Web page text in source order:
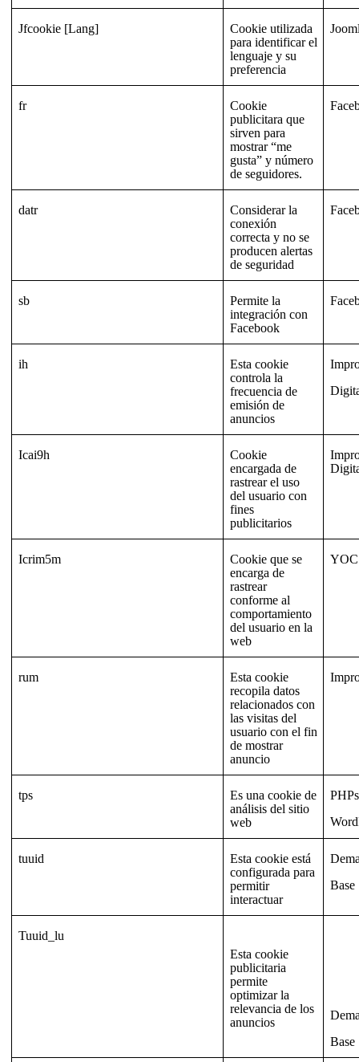
Jfcookie [Lang]
Cookie utilizada
para identificar el
lenguaje y su
preferencia
fr
Cookie
publicitara que
sirven para
mostrar “me
gusta” y número
de seguidores.
datr
Considerar la
conexión
correcta y no se
producen alertas
de seguridad
sb
Permite la
integración con
Facebook
ih
Esta cookie
controla la
frecuencia de
emisión de
anuncios
Icai9h
Cookie
encargada de
rastrear el uso
del usuario con
fines
publicitarios
Icrim5m
Cookie que se
encarga de
rastrear
conforme al
comportamiento
del usuario en la
web
YOC
rum
Esta cookie
recopila datos
relacionados con
las visitas del
usuario con el fin
de mostrar
anuncio
tps
Es una cookie de
análisis del sitio
web
tuuid
Esta cookie está
configurada para
permitir
interactuar
Base
Tuuid_lu
Esta cookie
publicitaria
permite
optimizar la
relevancia de los
anuncios
Base